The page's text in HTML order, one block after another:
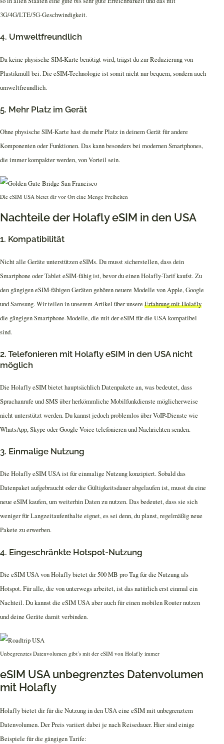
3G/4G/LTE/5G-Geschwindigkeit.
4. Umweltfreundlich
Da keine physische SIM-Karte benötigt wird, trägst du zur Reduzierung von
Plastikmüll bei. Die eSIM-Technologie ist somit nicht nur bequem, sondern auch
umweltfreundlich.
5. Mehr Platz im Gerät
Ohne physische SIM-Karte hast du mehr Platz in deinem Gerät für andere
Komponenten oder Funktionen. Das kann besonders bei modernen Smartphones,
die immer kompakter werden, von Vorteil sein.
Die eSIM USA bietet dir vor Ort eine Menge Freiheiten
Nachteile der Holafly eSIM in den USA
1. Kompatibilität
Nicht alle Geräte unterstützen eSIMs. Du musst sicherstellen, dass dein
Smartphone oder Tablet eSIM-fähig ist, bevor du einen Holafly-Tarif kaufst. Zu
den gängigen eSIM-fähigen Geräten gehören neuere Modelle von Apple, Google
und Samsung. Wir teilen in unserem Artikel über unsere Erfahrung mit Holafly
die gängigen Smartphone-Modelle, die mit der eSIM für die USA kompatibel
sind.
2. Telefonieren mit Holafly eSIM in den USA nicht
möglich
Die Holafly eSIM bietet hauptsächlich Datenpakete an, was bedeutet, dass
Sprachanrufe und SMS über herkömmliche Mobilfunkdienste möglicherweise
nicht unterstützt werden. Du kannst jedoch problemlos über VoIP-Dienste wie
WhatsApp, Skype oder Google Voice telefonieren und Nachrichten senden.
3. Einmalige Nutzung
Die Holafly eSIM USA ist für einmalige Nutzung konzipiert. Sobald das
Datenpaket aufgebraucht oder die Gültigkeitsdauer abgelaufen ist, musst du eine
neue eSIM kaufen, um weiterhin Daten zu nutzen. Das bedeutet, dass sie sich
weniger für Langzeitaufenthalte eignet, es sei denn, du planst, regelmäßig neue
Pakete zu erwerben.
4. Eingeschränkte Hotspot-Nutzung
Die eSIM USA von Holafly bietet dir 500 MB pro Tag für die Nutzung als
Hotspot. Für alle, die von unterwegs arbeitet, ist das natürlich erst einmal ein
Nachteil. Du kannst die eSIM USA aber auch für einen mobilen Router nutzen
und deine Geräte damit verbinden.
Unbegrenztes Datenvolumen gibt’s mit der eSIM von Holafly immer
eSIM USA unbegrenztes Datenvolumen
mit Holafly
Holafly bietet dir für die Nutzung in den USA eine eSIM mit unbegrenztem
Datenvolumen. Der Preis variiert dabei je nach Reisedauer. Hier sind einige
Beispiele für die gängigen Tarife: